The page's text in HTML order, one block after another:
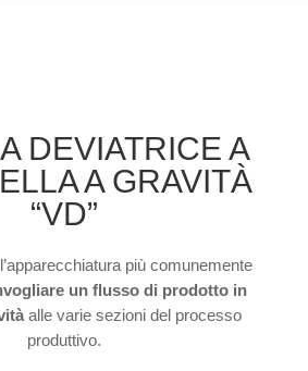
DEVIATRICE A
A GRAVITÀ
“VD”
più comunemente
un flusso di prodotto in
alle varie sezioni del processo
produttivo.